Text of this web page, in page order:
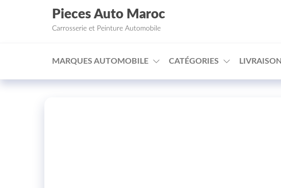
Aller au contenu
Pieces Auto Maroc
Carrosserie et Peinture Automobile
MARQUES AUTOMOBILE CATÉGORIES LIVRAISON